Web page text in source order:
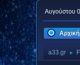
Αυγούστου
Αρχική
a33.gr ►